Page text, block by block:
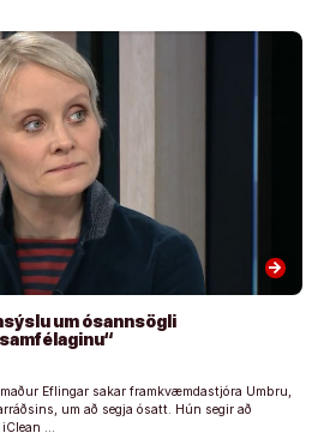
arrow_forward
um ósannsögli
Eflingar sakar framkvæmdastjóra Umbru,
um að segja ósatt. Hún segir að
…